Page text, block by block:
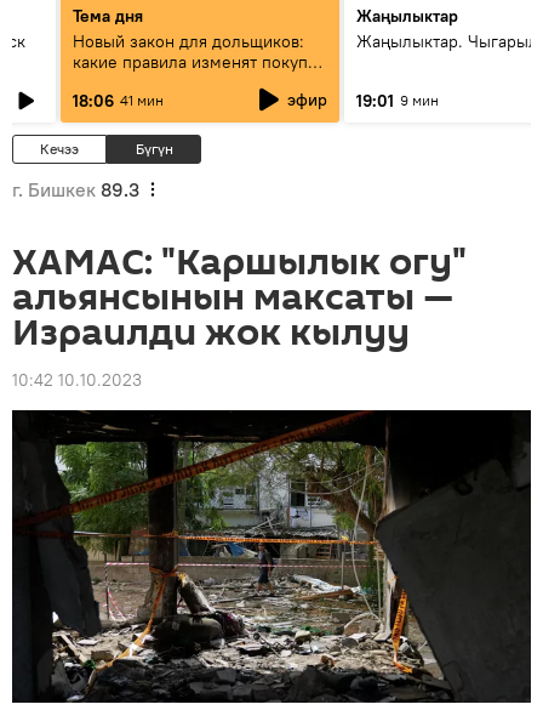
Тема дня
Новый закон для дольщиков:
какие правила изменят покупку
18:06 41 мин эфир
Жаңылыктар
Жаңылыктар.
19:01 9 мин
Кечээ Бүгүн
г. Бишкек 89.3
ХАМАС: "Каршылык огу"
альянсынын максаты —
Израилди жок кылуу
10:42 10.10.2023